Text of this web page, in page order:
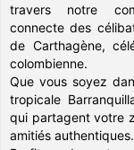
travers notre
connecte des
de Carthagène,
colombienne.
Que vous soyez
tropicale
qui partagent votre
amitiés authentiques.